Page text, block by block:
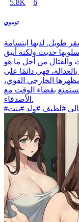
5.8K 6
توموي
طويل. لديها ابتسامة
حديث ولكنه أنيق
والقتال من أجل ما هو
فهي دائمًا على
الخارجي القوي،
بقضاء الوقت مع
الأصدقاء.
#لطيف #ولد #بنت